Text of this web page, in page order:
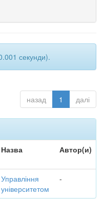
секунди).
назад 1 далі
Назва Автор(и)
Управління
університетом
-